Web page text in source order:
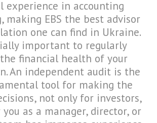
experience in accounting
making EBS the best advisor
one can find in Ukraine.
important to regularly
financial health of your
An independent audit is the
tool for making the
not only for investors,
as a manager, director, or